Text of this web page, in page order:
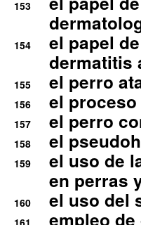
153
154
el papel
dermatitis
155 el perro
156 el
157 el perro
158 el
159
el uso de
en perras
160 el uso del
empleo